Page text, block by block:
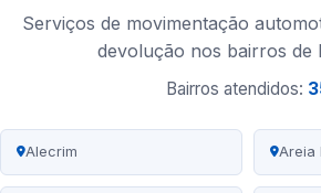
Serviços de movimentação
devolução nos bairros de
Bairros atendidos:
Alecrim Areia